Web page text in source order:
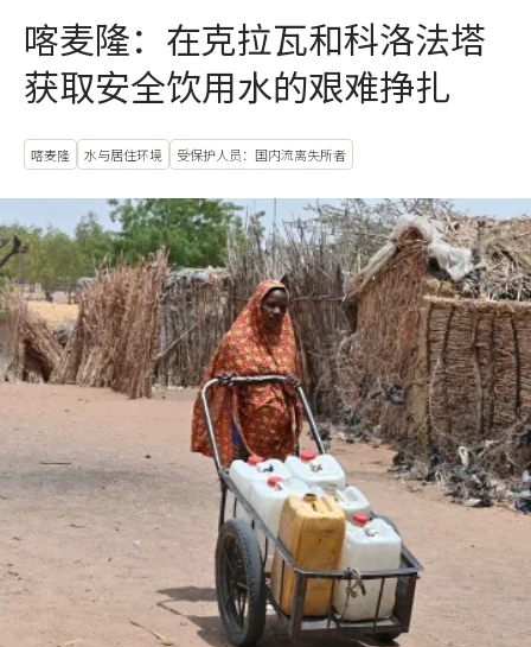
喀麦隆：在克拉瓦和科洛法塔
获取安全饮用水的艰难挣扎
喀麦隆 水与居住环境 受保护人员：国内流离失所者